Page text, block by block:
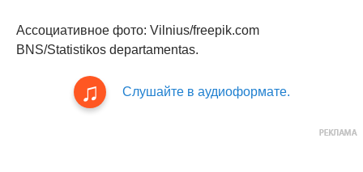
Ассоциативное фото: Vilnius/freepik.com
BNS/Statistikos departamentas.
Слушайте в аудиоформате.